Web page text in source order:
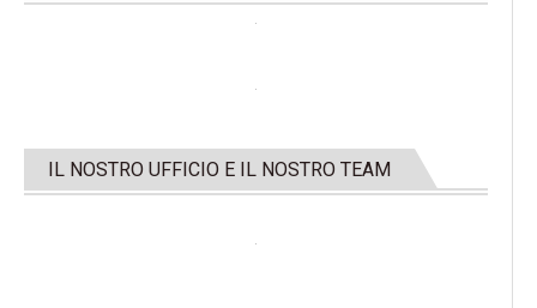
IL NOSTRO UFFICIO E IL NOSTRO TEAM